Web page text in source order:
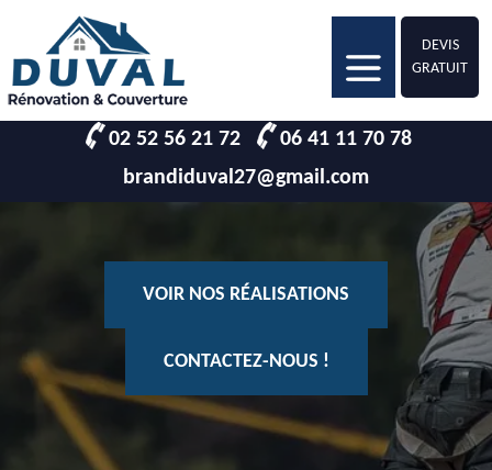
DEVIS
GRATUIT
02 52 56 21 72
06 41 11 70 78
brandiduval27@gmail.com
VOIR NOS RÉALISATIONS
CONTACTEZ-NOUS !